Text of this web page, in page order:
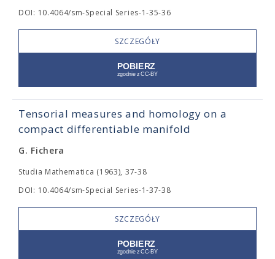
DOI: 10.4064/sm-Special Series-1-35-36
SZCZEGÓŁY
Tensorial measures and homology on a
compact differentiable manifold
G. Fichera
Studia Mathematica (1963), 37-38
DOI: 10.4064/sm-Special Series-1-37-38
SZCZEGÓŁY